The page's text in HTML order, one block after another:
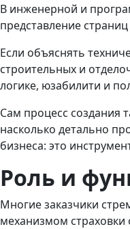
В инженерной и
представление
Если объяснять
строительных и
логике, юзабилити и
Сам процесс создания
насколько детально
бизнеса: это
Роль и
Многие заказчики
механизмом страховки